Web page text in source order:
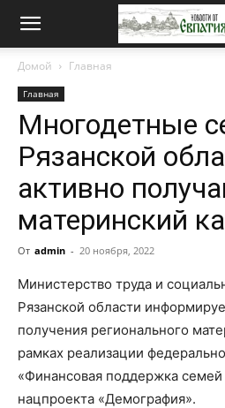
Новости
Домой Главная
Главная
Многодетные
Рязанской
активно
материнский
От admin - 20 ноября, 2022
Министерство труда и
Рязанской области
получения регионального
рамках реализации
«Финансовая поддержка
нацпроекта «Демография».